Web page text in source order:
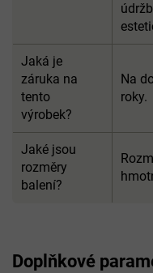
Jaká je
záruka na
tento
výrobek?
Na
roky.
Jaké jsou
rozměry
balení?
Doplňkové